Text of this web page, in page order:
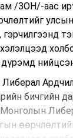
/ЗОН/-аас
гэрчилгээнд
бичгийн